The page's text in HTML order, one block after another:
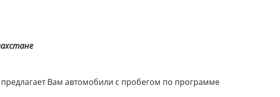
Вам автомобили с пробегом по программе